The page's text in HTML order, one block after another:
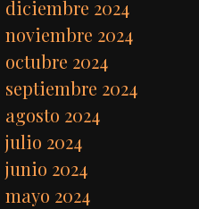
diciembre 2024
noviembre 2024
octubre 2024
septiembre 2024
agosto 2024
julio 2024
junio 2024
mayo 2024